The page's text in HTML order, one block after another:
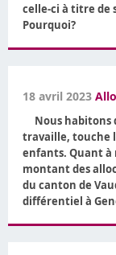
celle-ci à titre de
Pourquoi?
18 avril 2023
Nous habitons
travaille, touche
enfants. Quant à
montant des
du canton de
différentiel à